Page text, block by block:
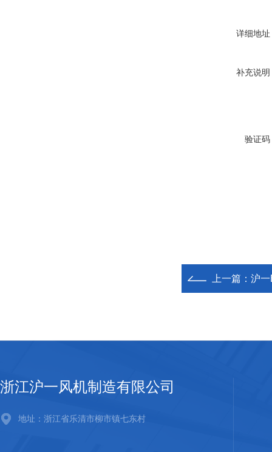
详细地址
补充说明
验证码
上一篇： 沪
浙江沪一风机制造有限公司
地址：浙江省乐清市柳市镇七东村